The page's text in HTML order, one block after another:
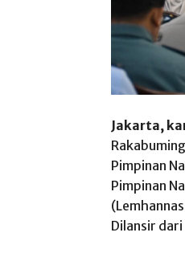
Jakarta,
Pimpinan
Pimpinan
Dilansir